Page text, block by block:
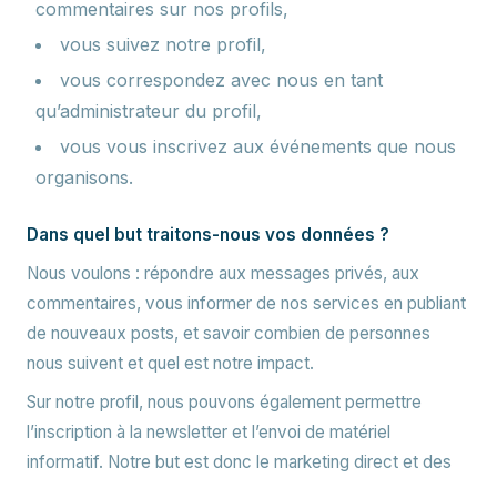
commentaires sur nos profils,
vous suivez notre profil,
vous correspondez avec nous en tant
qu’administrateur du profil,
vous vous inscrivez aux événements que nous
organisons.
Dans quel but traitons-nous vos données ?
Nous voulons : répondre aux messages privés, aux
commentaires, vous informer de nos services en publiant
de nouveaux posts, et savoir combien de personnes
nous suivent et quel est notre impact.
Sur notre profil, nous pouvons également permettre
l’inscription à la newsletter et l’envoi de matériel
informatif. Notre but est donc le marketing direct et des